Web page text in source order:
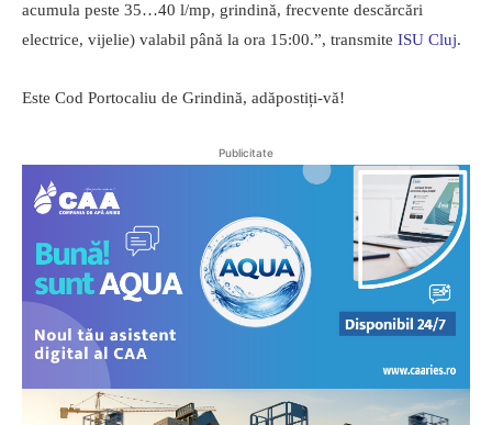
acumula peste 35…40 l/mp, grindină, frecvente descărcări
electrice, vijelie) valabil până la ora 15:00.”, transmite ISU Cluj.
Este Cod Portocaliu de Grindină, adăpostiți-vă!
Publicitate